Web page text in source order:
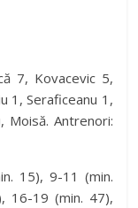
7, Kovacevic 5,
1, Seraficeanu 1,
Moisă. Antrenori:
15), 9-11 (min.
16-19 (min. 47),